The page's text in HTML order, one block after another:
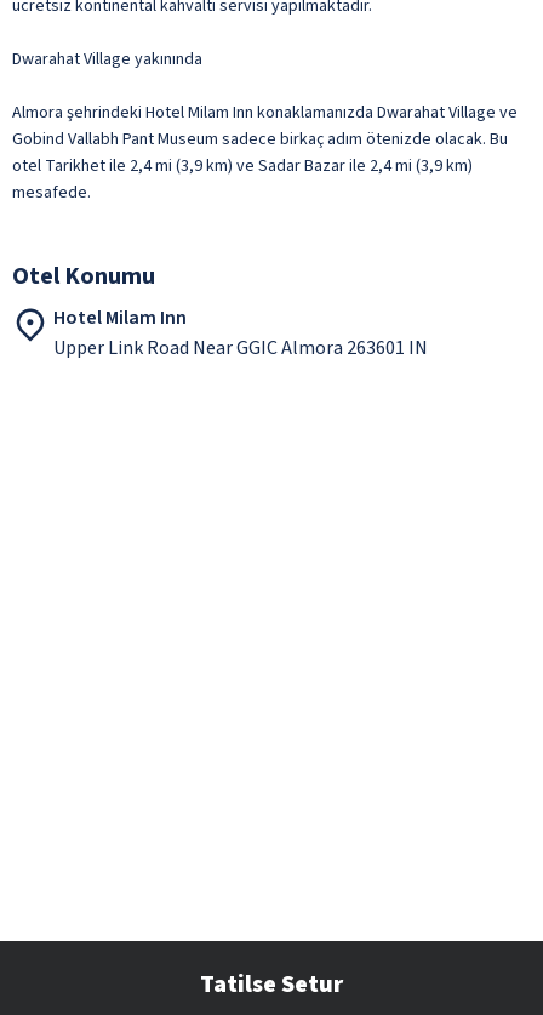
ücretsiz kontinental kahvaltı servisi yapılmaktadır.
Dwarahat Village yakınında
Almora şehrindeki Hotel Milam Inn konaklamanızda Dwarahat Village ve
Gobind Vallabh Pant Museum sadece birkaç adım ötenizde olacak. Bu
otel Tarikhet ile 2,4 mi (3,9 km) ve Sadar Bazar ile 2,4 mi (3,9 km)
mesafede.
Otel Konumu
Hotel Milam Inn
Upper Link Road Near GGIC Almora 263601 IN
Tatilse Setur